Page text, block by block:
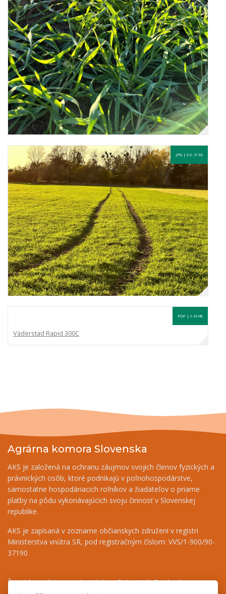
JPG | 821.57 KB
PDF | 3.66 MB
Väderstad Rapid 300C
Agrárna komora Slovenska
AKS je založená na ochranu záujmov svojich členov fyzických a
právnických osôb, ktoré podnikajú v poľnohospodárstve,
samostatne hospodáriacich roľníkov a žiadateľov o priame
platby na pôdu vykonávajúcich svoju činnosť v Slovenskej
republike.
AKS je zapísaná v zozname občianskych združení v registri
Ministerstva vnútra SR, pod registračným číslom: VVS/1-900/90-
37190
Štatutárny zástupca - Ing. Helena Patasiová, Predseda